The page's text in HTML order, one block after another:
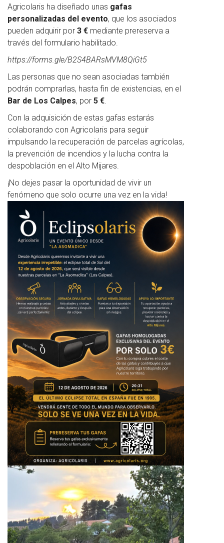
Agricolaris ha diseñado unas gafas
personalizadas del evento, que los asociados
pueden adquirir por 3 € mediante prereserva a
través del formulario habilitado.
https://forms.gle/B2S4BARsMVM8QiGt5
Las personas que no sean asociadas también
podrán comprarlas, hasta fin de existencias, en el
Bar de Los Calpes, por 5 €.
Con la adquisición de estas gafas estarás
colaborando con Agricolaris para seguir
impulsando la recuperación de parcelas agrícolas,
la prevención de incendios y la lucha contra la
despoblación en el Alto Mijares.
¡No dejes pasar la oportunidad de vivir un
fenómeno que solo ocurre una vez en la vida!